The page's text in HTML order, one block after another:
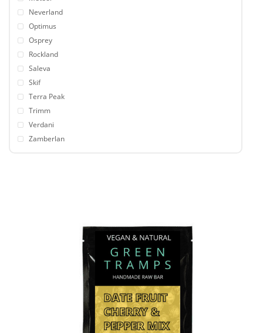
Neverland
Optimus
Osprey
Rockland
Saleva
Skif
Terra Peak
Trimm
Verdani
Zamberlan